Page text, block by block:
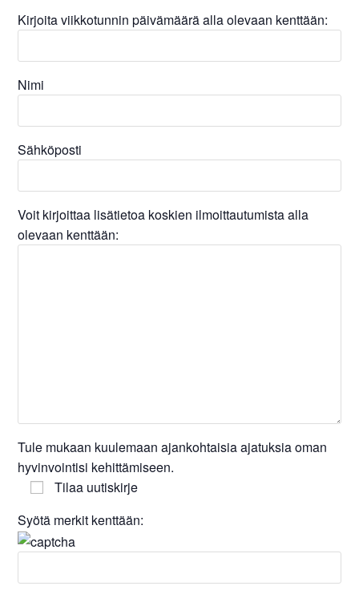
Kirjoita viikkotunnin päivämäärä alla olevaan kenttään:
Nimi
Sähköposti
Voit kirjoittaa lisätietoa koskien ilmoittautumista alla
olevaan kenttään:
Tule mukaan kuulemaan ajankohtaisia ajatuksia oman
hyvinvointisi kehittämiseen.
Tilaa uutiskirje
Syötä merkit kenttään: